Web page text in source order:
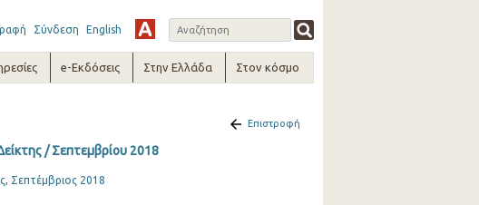
Σύνδεση English
e-Εκδόσεις Στην Ελλάδα Στον κόσμο
Επιστροφή
/ Σεπτεμβρίου 2018
Σεπτέμβριος 2018